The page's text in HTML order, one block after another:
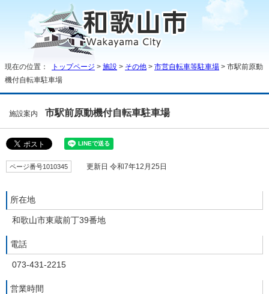
現在の位置： トップページ > 施設 > その他 > 市営自転車等駐車場 > 市駅前原動
機付自転車駐車場
施設案内 市駅前原動機付自転車駐車場
ページ番号1010345 更新日 令和7年12月25日
所在地
和歌山市東蔵前丁39番地
電話
073-431-2215
営業時間